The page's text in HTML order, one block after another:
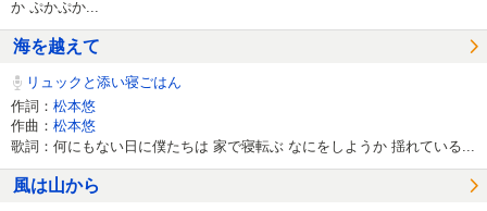
か ぷかぷか...
海を越えて
リュックと添い寝ごはん
作詞： 松本悠
作曲： 松本悠
歌詞：何にもない日に僕たちは 家で寝転ぶ なにをしようか 揺れている...
風は山から